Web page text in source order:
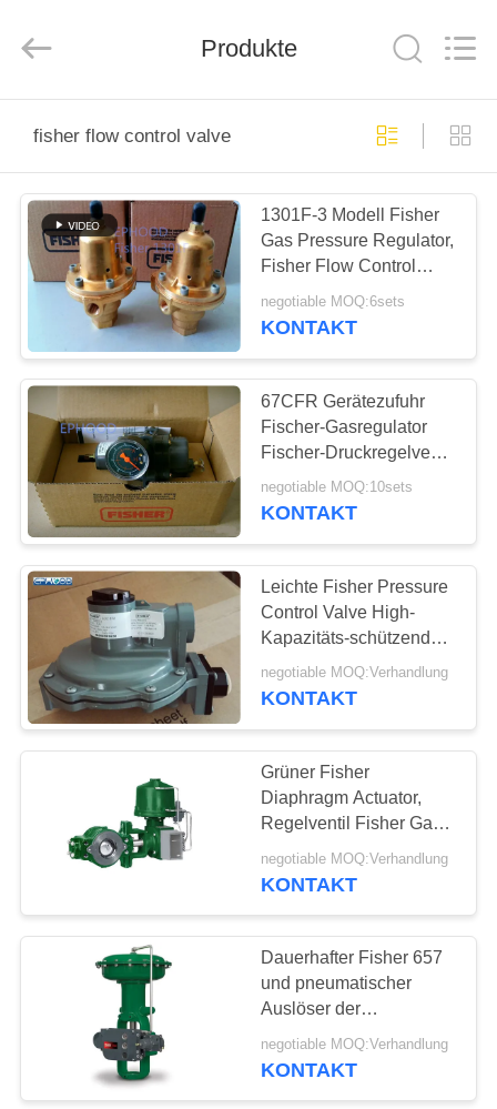
HAUSE
PRODUKTE
ÜBER
WERKSBESICHTIGUNG
QUALITÄTSKONTROLLE
KONTAKT
MIT
NEUIGKEITEN
BITTE UM
ANGEBOT
DATENSCHUTZERKLÄRUNG
Ltd..
Produkte
fisher flow control valve
1301F-3 Modell Fisher
Gas Pressure Regulator,
Fisher Flow Control
Valve
negotiable MOQ:6sets
KONTAKT
67CFR Gerätezufuhr
Fischer-Gasregulator
Fischer-Druckregelventil
zur Verringerung des
Drucks 67CFR-237
negotiable MOQ:10sets
KONTAKT
Leichte Fisher Pressure
Control Valve High-
Kapazitäts-schützender
Einlass-Schirm
negotiable MOQ:Verhandlung
KONTAKT
Grüner Fisher
Diaphragm Actuator,
Regelventil Fisher Gas
Regulators V250
negotiable MOQ:Verhandlung
KONTAKT
Dauerhafter Fisher 657
und pneumatischer
Auslöser der
Membran667 für
Regelventil
negotiable MOQ:Verhandlung
KONTAKT